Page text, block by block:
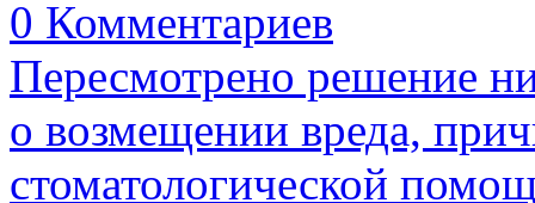
0 Комментариев
Пересмотрено решение
о возмещении вреда,
стоматологической